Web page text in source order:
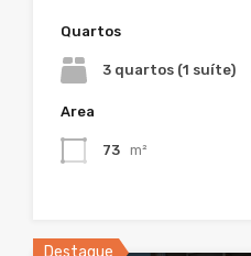
Quartos
3 quartos (1 suíte)
Area
73 m²
Destaque